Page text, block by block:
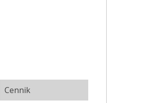
Cennik